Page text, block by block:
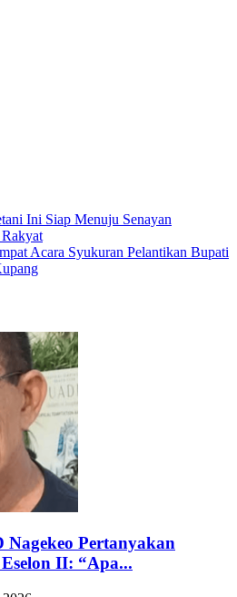
Ini Siap Menuju Senayan
Acara Syukuran Pelantikan Bupati
Pertanyakan
II: “Apa...